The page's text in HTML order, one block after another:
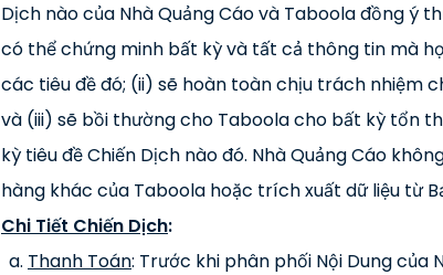
Dịch nào của Nhà Quảng Cáo và Taboola đồng ý
có thể chứng minh bất kỳ và tất cả thông tin mà
các tiêu đề đó; (ii) sẽ hoàn toàn chịu trách nhiệm
và (iii) sẽ bồi thường cho Taboola cho bất kỳ tổn
kỳ tiêu đề Chiến Dịch nào đó. Nhà Quảng Cáo
hàng khác của Taboola hoặc trích xuất dữ liệu từ
Chi Tiết Chiến Dịch:
Thanh Toán: Trước khi phân phối Nội Dung của